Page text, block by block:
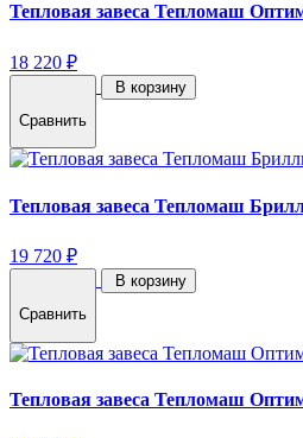
Тепловая завеса Тепломаш
18 220 ₽
Сравнить
В корзину
Тепловая завеса Тепломаш
19 720 ₽
Сравнить
В корзину
Тепловая завеса Тепломаш